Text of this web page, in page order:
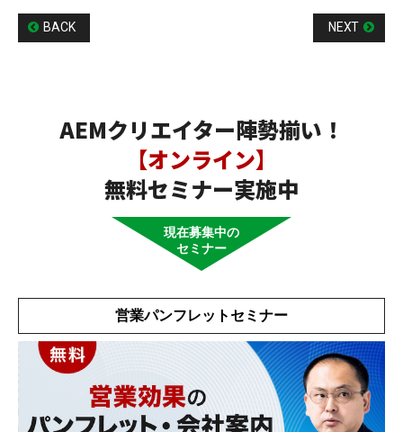
BACK NEXT
AEMクリエイター陣勢揃い！
【オンライン】
無料セミナー実施中
現在募集中の
セミナー
営業パンフレットセミナー